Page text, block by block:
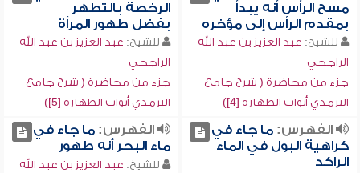
مسح الرأس أنه يبدأ
بمقدم الرأس إلى مؤخره
للشيخ: عبد العزيز بن عبد الله
الراجحي
جزء من محاضرة ( شرح جامع
الترمذي أبواب الطهارة [4])
الرخصة بالتطهر
بفضل طهور المرأة
للشيخ: عبد العزيز بن عبد الله
الراجحي
جزء من محاضرة ( شرح جامع
الترمذي أبواب الطهارة [5])
الفهرس:ما جاء في
كراهية البول في الماء
الراكد
الفهرس:ما جاء في
ماء البحر أنه طهور
للشيخ: عبد العزيز بن عبد الله